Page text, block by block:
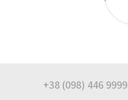
+38 (098) 446 9999